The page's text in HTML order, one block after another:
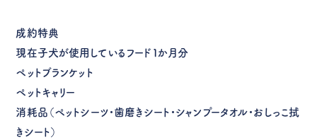
成約特典
現在子犬が使用しているフード１か月分
ペットブランケット
ペットキャリー
消耗品（ペットシーツ・歯磨きシート・シャンプータオル・おしっこ拭
きシート）